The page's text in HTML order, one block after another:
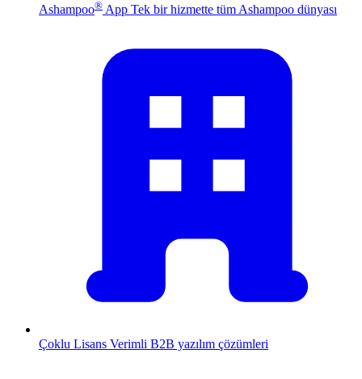
Ashampoo® App Tek bir hizmette tüm Ashampoo dünyası
Çoklu Lisans Verimli B2B yazılım çözümleri